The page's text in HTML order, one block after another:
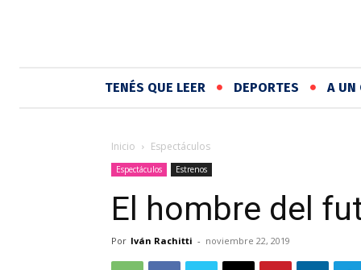
TENÉS QUE LEER DEPORTES A UN
Inicio Espectáculos
Espectáculos Estrenos
El hombre del
Por Iván Rachitti - noviembre 22, 2019